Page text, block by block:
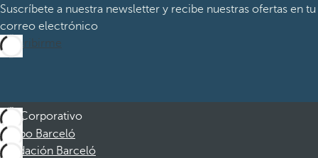
Suscríbete a nuestra newsletter y recibe nuestras ofertas en tu
correo electrónico
Suscribirme
Corporativo
Grupo Barceló
Fundación Barceló